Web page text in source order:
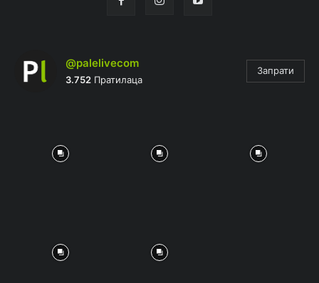
@palelivecom
3.752 Пратилаца
Запрати